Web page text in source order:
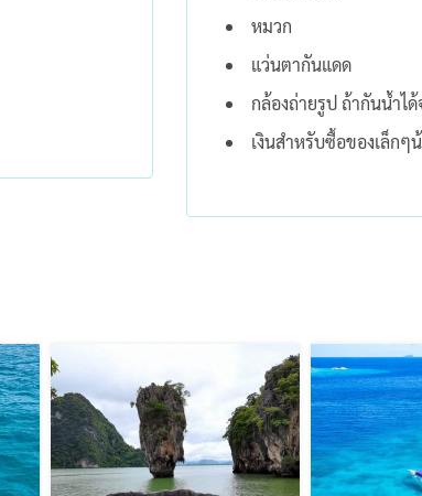
หมวก
แว่นตากันแดด
กล้องถ่ายรูป ถ้ากันน้ำไ
เงินสำหรับซื้อของเล็กๆ